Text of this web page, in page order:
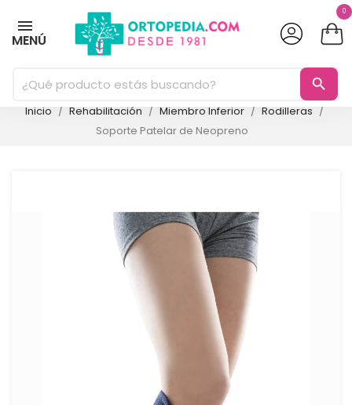
MENÚ
0
search
Inicio Rehabilitación Miembro Inferior
Rodilleras
Soporte Patelar de Neopreno